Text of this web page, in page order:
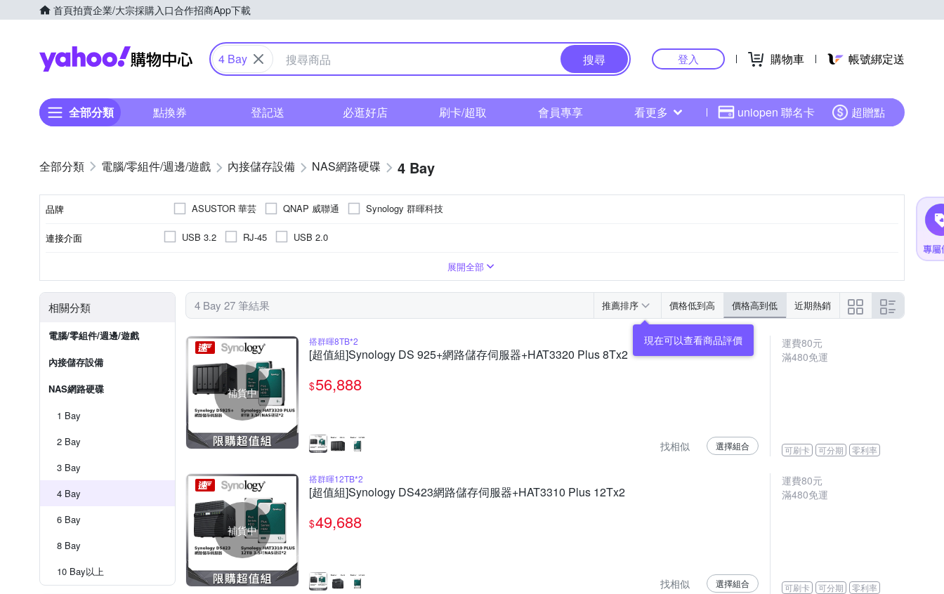
首頁拍賣企業/大宗採購入口合作招商App下載
Yahoo購物中心
4 Bay 搜尋 登入 購物車 帳號綁定送
全部分類 點換券 登記送 必逛好店 刷卡/超取 會員專享 看更多 uniopen 聯名卡 超贈點
電腦/零組件/週邊/遊戲 內接儲存設備 NAS網路硬碟 4 Bay
品牌 ASUSTOR 華芸 QNAP 威聯通 Synology 群暉科技
連接介面 USB 3.2 RJ-45 USB 2.0
展開全部
相關分類
電腦/零組件/週邊/遊戲
內接儲存設備
NAS網路硬碟
1 Bay
2 Bay
3 Bay
4 Bay
6 Bay
8 Bay
10 Bay以上
4 Bay 27 筆結果 推薦排序 價格低到高 價格高到低 近期熱銷
補貨中
搭群暉8TB*2
[超值組]Synology DS 925+網路儲存伺服器+HAT3320 Plus 8Tx2
$56,888
找相似 選擇組合
運費80元
滿480免運
可刷卡 可分期 零利率
補貨中
搭群暉12TB*2
[超值組]Synology DS423網路儲存伺服器+HAT3310 Plus 12Tx2
$49,688
找相似 選擇組合
運費80元
滿480免運
可刷卡 可分期 零利率